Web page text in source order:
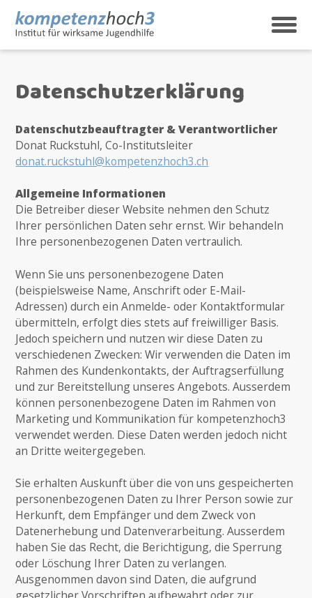
content
kompetenzhoch3
Institut für wirksame Jugendhilfe
Datenschutzerklärung
Datenschutzbeauftragter & Verantwortlicher
Donat Ruckstuhl, Co-Institutsleiter
donat.ruckstuhl@kompetenzhoch3.ch
Allgemeine Informationen
Die Betreiber dieser Website nehmen den Schutz
Ihrer persönlichen Daten sehr ernst. Wir behandeln
Ihre personenbezogenen Daten vertraulich.
Wenn Sie uns personenbezogene Daten
(beispielsweise Name, Anschrift oder E-Mail-
Adressen) durch ein Anmelde- oder Kontaktformular
übermitteln, erfolgt dies stets auf freiwilliger Basis.
Jedoch speichern und nutzen wir diese Daten zu
verschiedenen Zwecken: Wir verwenden die Daten im
Rahmen des Kundenkontakts, der Auftragserfüllung
und zur Bereitstellung unseres Angebots. Ausserdem
können personenbezogene Daten im Rahmen von
Marketing und Kommunikation für kompetenzhoch3
verwendet werden. Diese Daten werden jedoch nicht
an Dritte weitergegeben.
Sie erhalten Auskunft über die von uns gespeicherten
personenbezogenen Daten zu Ihrer Person sowie zur
Herkunft, dem Empfänger und dem Zweck von
Datenerhebung und Datenverarbeitung. Ausserdem
haben Sie das Recht, die Berichtigung, die Sperrung
oder Löschung Ihrer Daten zu verlangen.
Ausgenommen davon sind Daten, die aufgrund